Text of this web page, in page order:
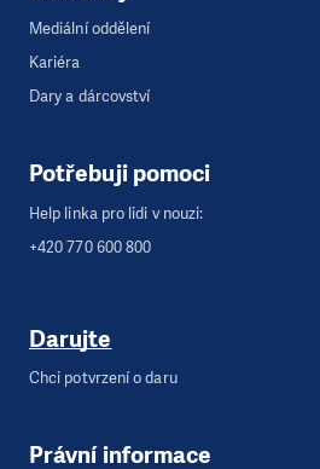
Mediální oddělení
Kariéra
Dary a dárcovství
Potřebuji pomoci
Help linka pro lidi v nouzi:
+420 770 600 800
Darujte
Chci potvrzení o daru
Právní informace